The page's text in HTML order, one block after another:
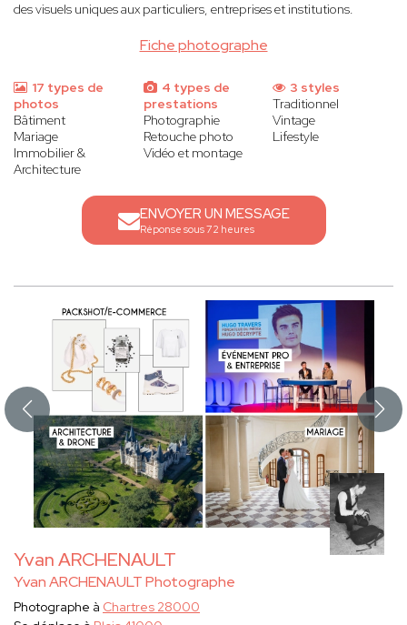
Fiche photographe
des visuels uniques aux particuliers, entreprises et institutions.
17 types de
photos
Bâtiment
Mariage
Immobilier &
Architecture
4 types de
prestations
Photographie
Retouche photo
Vidéo et montage
3 styles
Traditionnel
Vintage
Lifestyle
ENVOYER UN MESSAGE
Réponse sous 72 heures
Yvan ARCHENAULT
Yvan ARCHENAULT Photographe
Photographe à Chartres 28000